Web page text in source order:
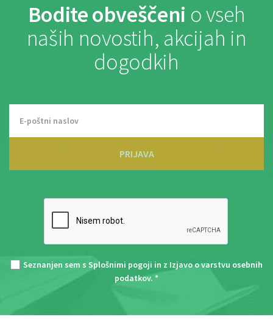
Bodite obveščeni o vseh
naših novostih, akcijah in
dogodkih
PRIJAVA
Seznanjen sem s Splošnimi pogoji in z Izjavo o varstvu osebnih
podatkov. *